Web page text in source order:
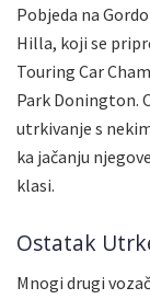
Pobjeda na
Hilla, koji se
Touring Car
Park Donington.
utrkivanje s
ka jačanju
klasi.
Ostatak
Mnogi drugi